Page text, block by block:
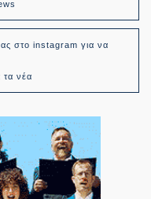
στο instagram για να
τα νέα